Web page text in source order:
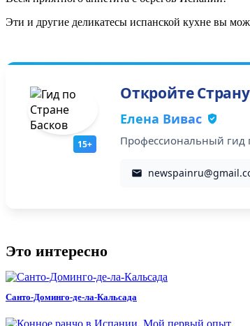
Эти и другие деликатесы испанской кухне вы
15+
Откройте
Елена Вивас
Профессиональный гид
Это интересно
Санто-Доминго-де-ла-Кальсада